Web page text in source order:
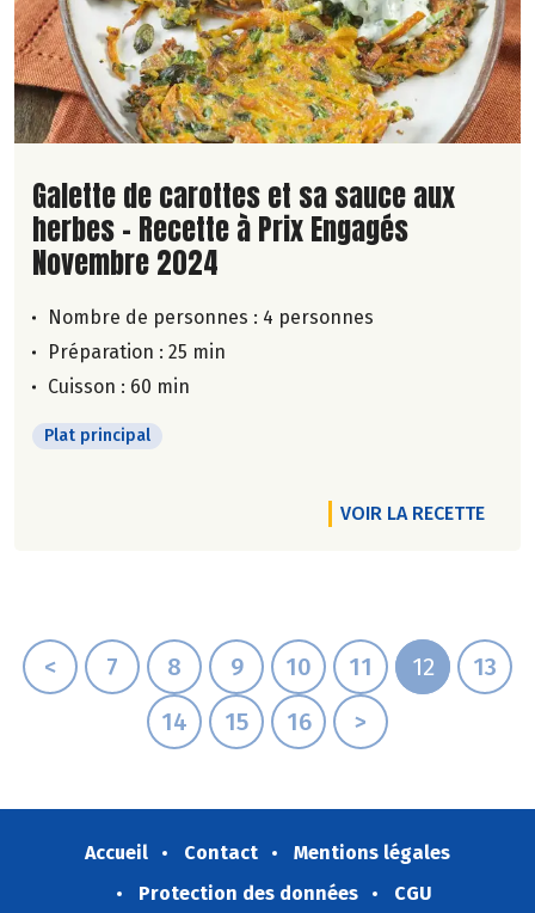
Lire la suite de la recette
Galette de carottes et sa sauce aux
herbes - Recette à Prix Engagés
Novembre 2024
Nombre de personnes : 4 personnes
Préparation : 25 min
Cuisson : 60 min
Plat principal
VOIR LA RECETTE
< 7 8 9 10 11 12
13
14
15 16 >
Accueil Contact
Mentions légales
Protection des données
CGU